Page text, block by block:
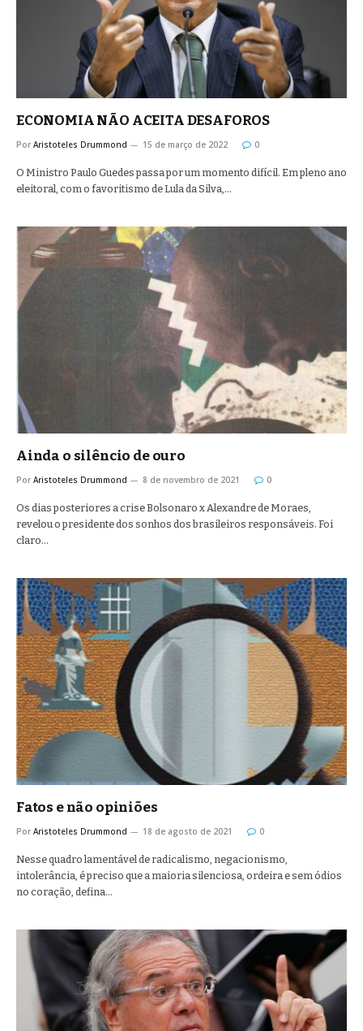
ECONOMIA NÃO ACEITA DESAFOROS
Por Aristoteles Drummond 15 de março de 2022 0
O Ministro Paulo Guedes passa por um momento difícil. Em pleno ano
eleitoral, com o favoritismo de Lula da Silva,…
Ainda o silêncio de ouro
Por Aristoteles Drummond 8 de novembro de 2021 0
Os dias posteriores a crise Bolsonaro x Alexandre de Moraes,
revelou o presidente dos sonhos dos brasileiros responsáveis. Foi
claro…
Fatos e não opiniões
Por Aristoteles Drummond 18 de agosto de 2021 0
Nesse quadro lamentável de radicalismo, negacionismo,
intolerância, é preciso que a maioria silenciosa, ordeira e sem ódios
no coração, defina…